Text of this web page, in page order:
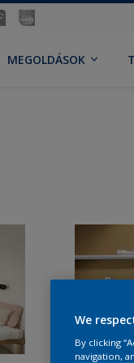
MEGOLDÁSOK
We
By clicking
navigation,